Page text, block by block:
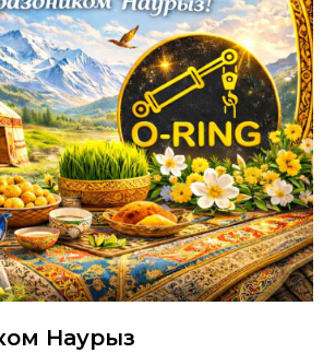
Наурыз